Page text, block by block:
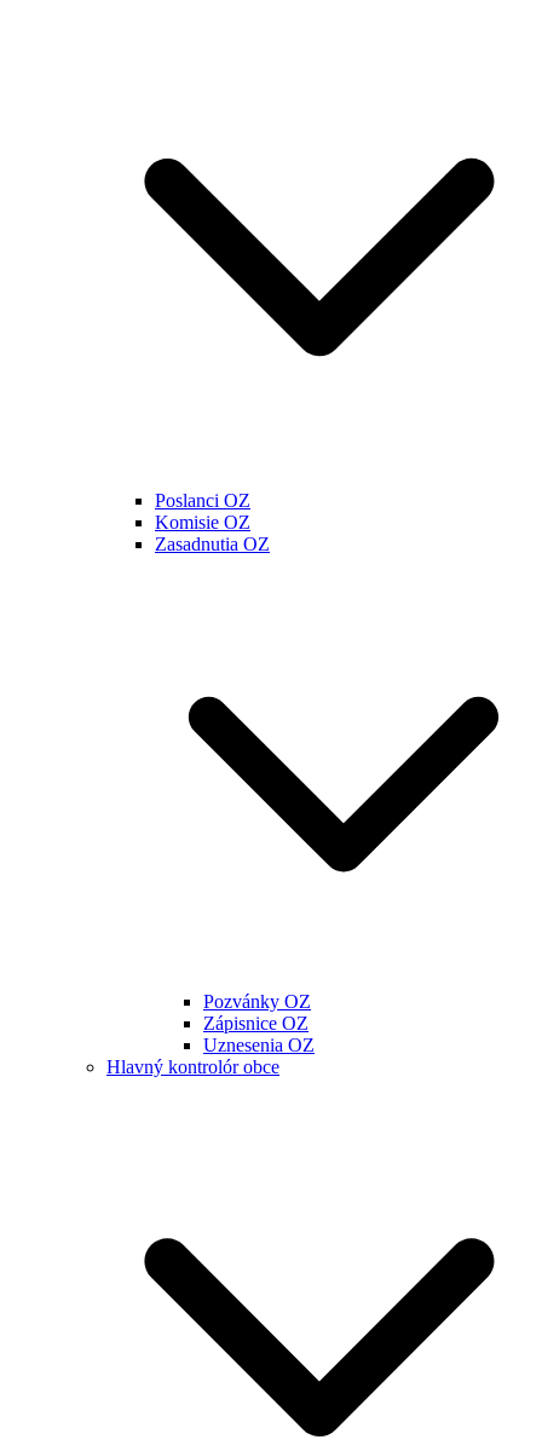
Poslanci OZ
Komisie OZ
Zasadnutia OZ
Pozvánky OZ
Zápisnice OZ
Uznesenia OZ
Hlavný kontrolór obce